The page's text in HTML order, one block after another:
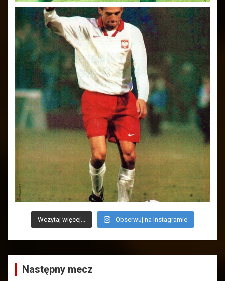
Wczytaj więcej... Obserwuj na Instagramie
Następny mecz